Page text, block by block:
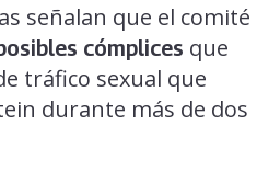
señalan que el comité
cómplices que
tráfico sexual que
durante más de dos